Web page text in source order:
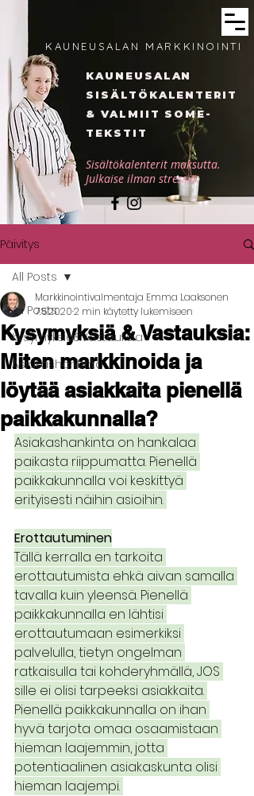
KAUNEUSALAN
SISÄLTÖKALENTERIT
& VALMIIT SOME-
TEKSTIT
Sisältökalenterit maksutta.
Julkaise ilman stressiä.
KAUNEUSALAN MARKKINOINTI
Päivitys
All Posts
Kysymyksiä&Vastauksia
Asiakashankinta
All Posts
Kysymyksiä & Vastauksia:
Miten markkinoida ja
löytää asiakkaita pienellä
paikkakunnalla?
Markkinointivalmentaja Emma Laaksonen
7.5.20202 min käytetty lukemiseen
Asiakashankinta on hankalaa
paikasta riippumatta. Pienellä
paikkakunnalla voi keskittyä
erityisesti näihin asioihin.
Erottautuminen
Tällä kerralla en tarkoita
erottautumista ehkä aivan samalla
tavalla kuin yleensä. Pienellä
paikkakunnalla en lähtisi
erottautumaan esimerkiksi
palvelulla, tietyn ongelman
ratkaisulla tai kohderyhmällä, JOS
sille ei olisi tarpeeksi asiakkaita.
Pienellä paikkakunnalla on ihan
hyvä tarjota omaa osaamistaan
hieman laajemmin, jotta
potentiaalinen asiakaskunta olisi
hieman laajempi.